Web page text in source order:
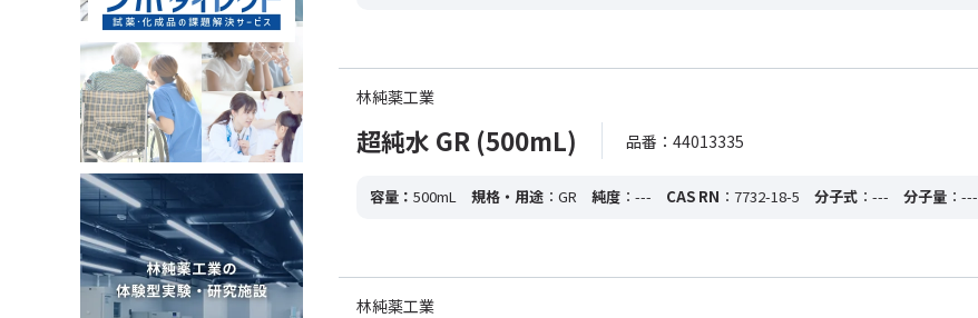
林純薬工業
超純水 GR (500mL) 品番：44013335
容量： 500mL 規格・用途 ：GR 純度 ：--- CAS RN ：7732-18-5 分子式 ：--- 分子量 ：---
林純薬工業